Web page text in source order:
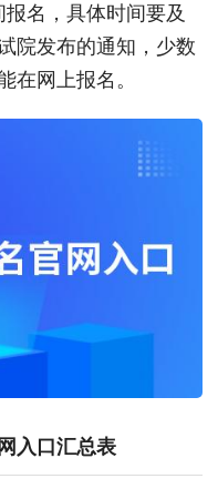
名，具体时间要及
院发布的通知，少数
在网上报名。
入口汇总表